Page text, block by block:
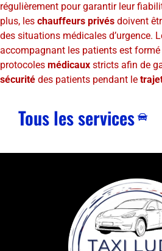
régulièrement pour garantir leur
plus, les chauffeurs privés doivent
des situations médicales d’urgence.
accompagnant les patients est
protocoles médicaux stricts afin de
sécurité des patients pendant le
Tous les services